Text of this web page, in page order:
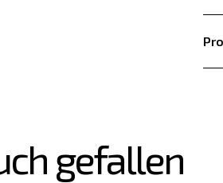
gefallen